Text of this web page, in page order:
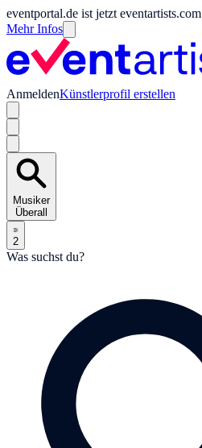
eventportal.de ist jetzt eventartists.com
Mehr Infos
AnmeldenKünstlerprofil erstellen
Musiker
Überall
2
Was suchst du?